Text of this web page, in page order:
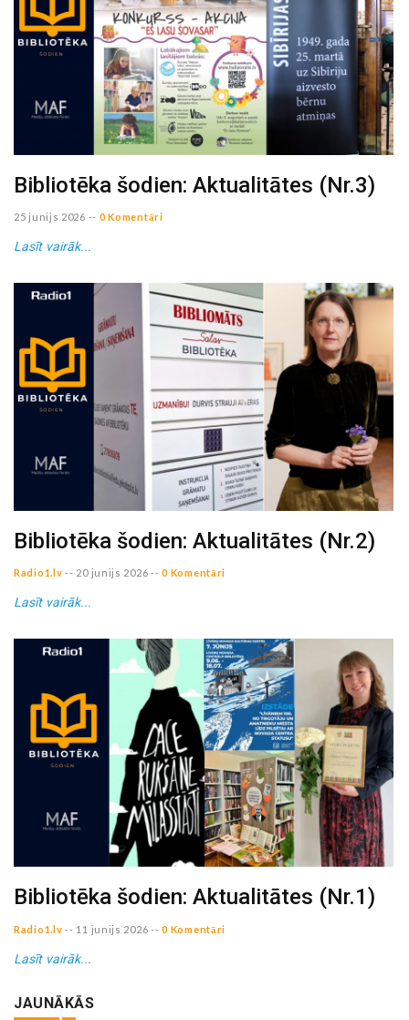
Bibliotēka šodien: Aktualitātes (Nr.3)
25 junijs 2026 -- 0 Komentāri
Lasīt vairāk...
Bibliotēka šodien: Aktualitātes (Nr.2)
Radio1.lv -- 20 junijs 2026 -- 0 Komentāri
Lasīt vairāk...
Bibliotēka šodien: Aktualitātes (Nr.1)
Radio1.lv -- 11 junijs 2026 -- 0 Komentāri
Lasīt vairāk...
JAUNĀKĀS